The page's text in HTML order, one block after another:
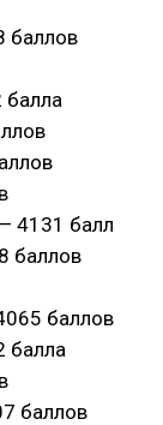
баллов
4131 балл
баллов
баллов
балла
баллов